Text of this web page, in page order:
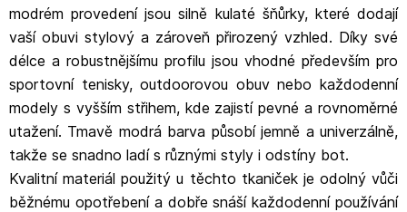
modrém provedení jsou silně kulaté šňůrky, které dodají
vaší obuvi stylový a zároveň přirozený vzhled. Díky své
délce a robustnějšímu profilu jsou vhodné především pro
sportovní tenisky, outdoorovou obuv nebo každodenní
modely s vyšším střihem, kde zajistí pevné a rovnoměrné
utažení. Tmavě modrá barva působí jemně a univerzálně,
takže se snadno ladí s různými styly i odstíny bot.
Kvalitní materiál použitý u těchto tkaniček je odolný vůči
běžnému opotřebení a dobře snáší každodenní používání